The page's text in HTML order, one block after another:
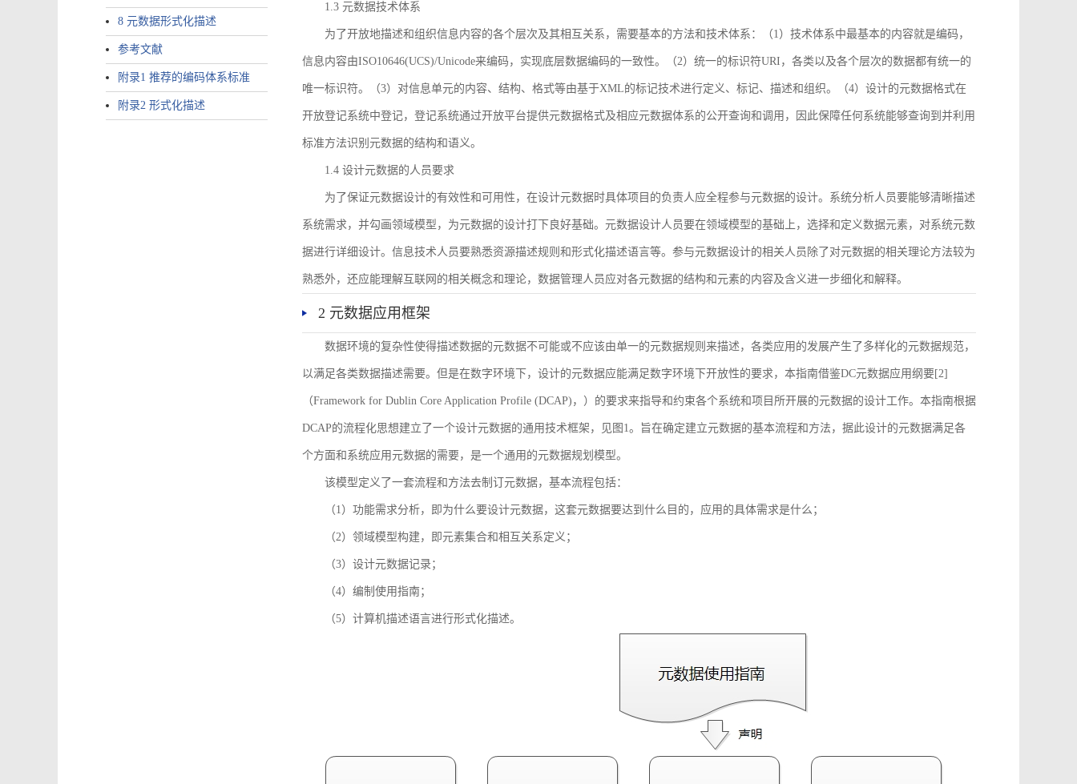
8 元数据形式化描述
参考文献
附录1 推荐的编码体系标准
附录2 形式化描述
1.3 元数据技术体系
为了开放地描述和组织信息内容的各个层次及其相互关系，需要基本的方法和技术体系：（1）技术体系中最基本的内容就是编码，
信息内容由ISO10646(UCS)/Unicode来编码，实现底层数据编码的一致性。（2）统一的标识符URI，各类以及各个层次的数据都有统一的
唯一标识符。（3）对信息单元的内容、结构、格式等由基于XML的标记技术进行定义、标记、描述和组织。（4）设计的元数据格式在
开放登记系统中登记，登记系统通过开放平台提供元数据格式及相应元数据体系的公开查询和调用，因此保障任何系统能够查询到并利用
标准方法识别元数据的结构和语义。
1.4 设计元数据的人员要求
为了保证元数据设计的有效性和可用性，在设计元数据时具体项目的负责人应全程参与元数据的设计。系统分析人员要能够清晰描述
系统需求，并勾画领域模型，为元数据的设计打下良好基础。元数据设计人员要在领域模型的基础上，选择和定义数据元素，对系统元数
据进行详细设计。信息技术人员要熟悉资源描述规则和形式化描述语言等。参与元数据设计的相关人员除了对元数据的相关理论方法较为
熟悉外，还应能理解互联网的相关概念和理论，数据管理人员应对各元数据的结构和元素的内容及含义进一步细化和解释。
2 元数据应用框架
数据环境的复杂性使得描述数据的元数据不可能或不应该由单一的元数据规则来描述，各类应用的发展产生了多样化的元数据规范，
以满足各类数据描述需要。但是在数字环境下，设计的元数据应能满足数字环境下开放性的要求，本指南借鉴DC元数据应用纲要[2]
（Framework for Dublin Core Application Profile (DCAP)，）的要求来指导和约束各个系统和项目所开展的元数据的设计工作。本指南根据
DCAP的流程化思想建立了一个设计元数据的通用技术框架，见图1。旨在确定建立元数据的基本流程和方法，据此设计的元数据满足各
个方面和系统应用元数据的需要，是一个通用的元数据规划模型。
该模型定义了一套流程和方法去制订元数据，基本流程包括：
（1）功能需求分析，即为什么要设计元数据，这套元数据要达到什么目的，应用的具体需求是什么；
（2）领域模型构建，即元素集合和相互关系定义；
（3）设计元数据记录；
（4）编制使用指南；
（5）计算机描述语言进行形式化描述。